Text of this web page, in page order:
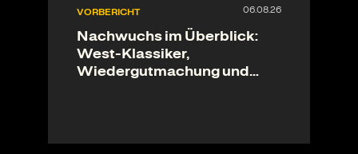
VORBERICHT
Nachwuchs im Überblick:
West-Klassiker,
Wiedergutmachung und